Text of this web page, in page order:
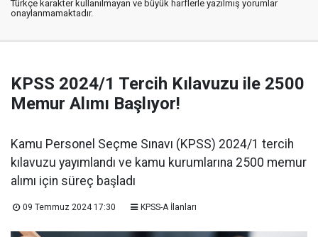
Türkçe karakter kullanılmayan ve büyük harflerle yazılmış yorumlar
onaylanmamaktadır.
KPSS 2024/1 Tercih Kılavuzu ile 2500
Memur Alımı Başlıyor!
Kamu Personel Seçme Sınavı (KPSS) 2024/1 tercih
kılavuzu yayımlandı ve kamu kurumlarına 2500 memur
alımı için süreç başladı
09 Temmuz 2024 17:30 KPSS-A İlanları